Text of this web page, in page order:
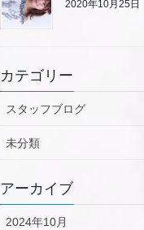
2020年10月25日
カテゴリー
スタッフブログ
未分類
アーカイブ
2024年10月